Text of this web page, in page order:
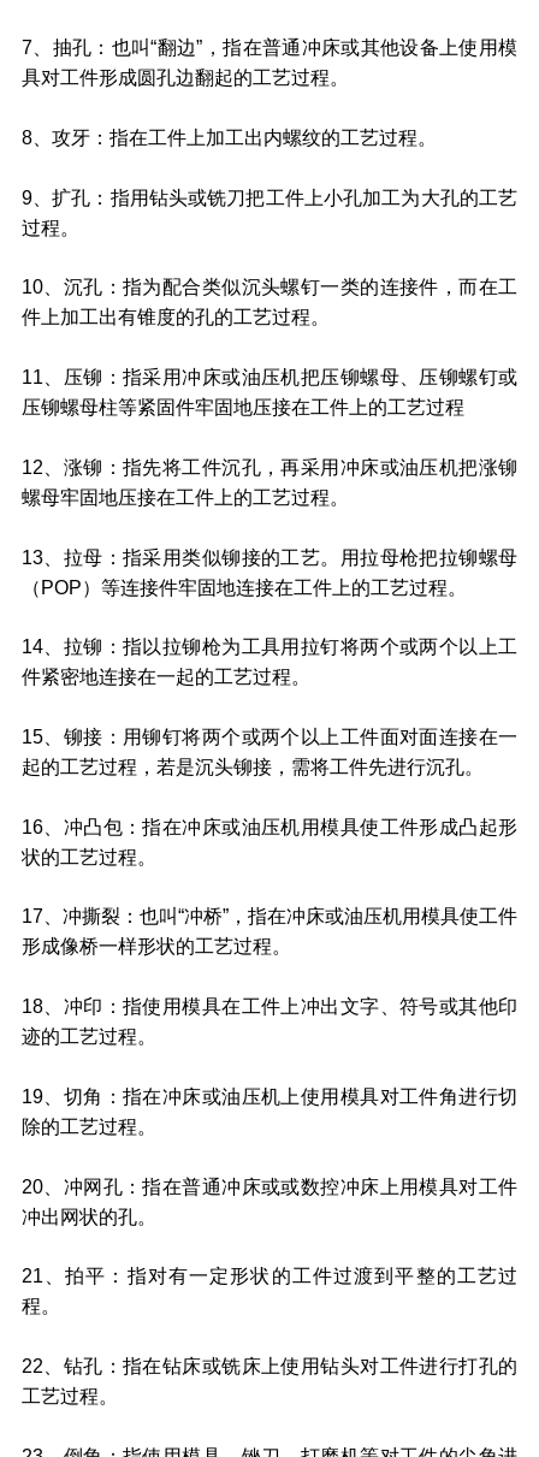
7、抽孔：也叫“翻边”，指在普通冲床或其他设备上使用模
具对工件形成圆孔边翻起的工艺过程。
8、攻牙：指在工件上加工出内螺纹的工艺过程。
9、扩孔：指用钻头或铣刀把工件上小孔加工为大孔的工艺
过程。
10、沉孔：指为配合类似沉头螺钉一类的连接件，而在工
件上加工出有锥度的孔的工艺过程。
11、压铆：指采用冲床或油压机把压铆螺母、压铆螺钉或
压铆螺母柱等紧固件牢固地压接在工件上的工艺过程
12、涨铆：指先将工件沉孔，再采用冲床或油压机把涨铆
螺母牢固地压接在工件上的工艺过程。
13、拉母：指采用类似铆接的工艺。用拉母枪把拉铆螺母
（POP）等连接件牢固地连接在工件上的工艺过程。
14、拉铆：指以拉铆枪为工具用拉钉将两个或两个以上工
件紧密地连接在一起的工艺过程。
15、铆接：用铆钉将两个或两个以上工件面对面连接在一
起的工艺过程，若是沉头铆接，需将工件先进行沉孔。
16、冲凸包：指在冲床或油压机用模具使工件形成凸起形
状的工艺过程。
17、冲撕裂：也叫“冲桥”，指在冲床或油压机用模具使工件
形成像桥一样形状的工艺过程。
18、冲印：指使用模具在工件上冲出文字、符号或其他印
迹的工艺过程。
19、切角：指在冲床或油压机上使用模具对工件角进行切
除的工艺过程。
20、冲网孔：指在普通冲床或或数控冲床上用模具对工件
冲出网状的孔。
21、拍平：指对有一定形状的工件过渡到平整的工艺过
程。
22、钻孔：指在钻床或铣床上使用钻头对工件进行打孔的
工艺过程。